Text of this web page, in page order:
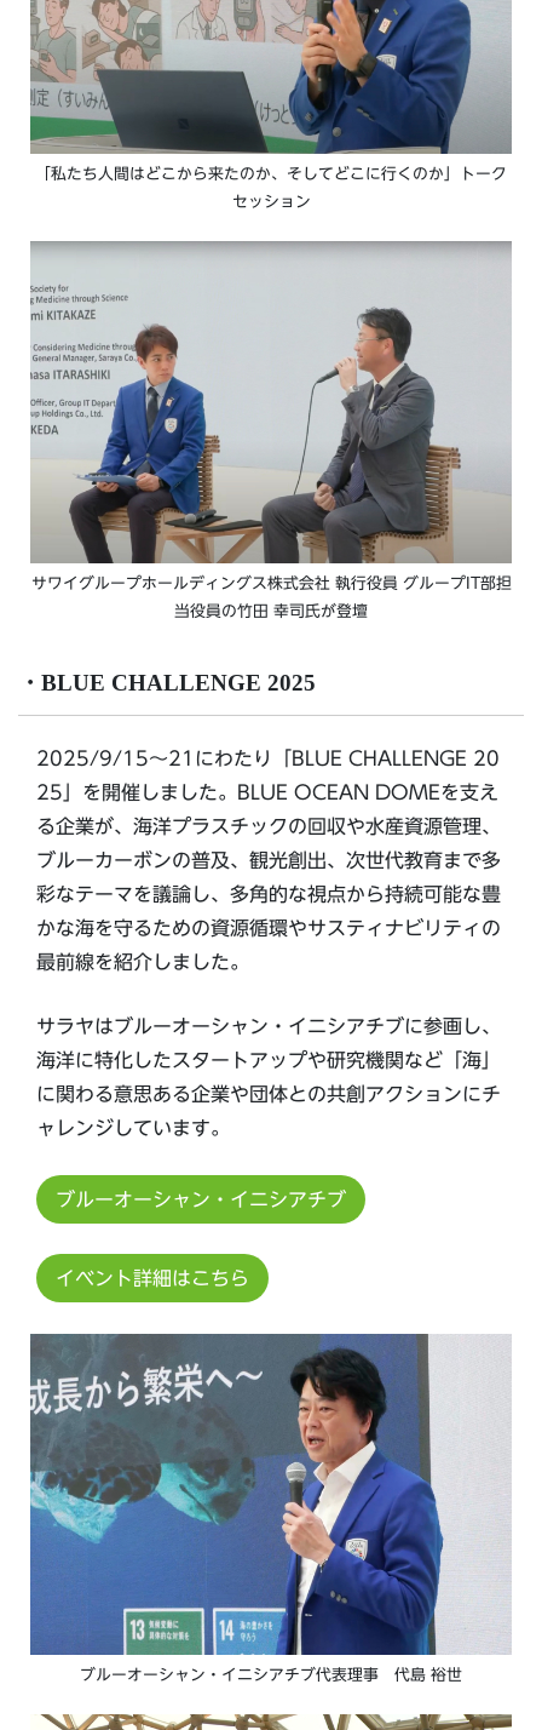
「私たち人間はどこから来たのか、そしてどこに行くのか」トーク
セッション
サワイグループホールディングス株式会社 執行役員 グループIT部担
当役員の竹田 幸司氏が登壇
・BLUE CHALLENGE 2025
2025/9/15〜21にわたり「BLUE CHALLENGE 20
25」を開催しました。BLUE OCEAN DOMEを支え
る企業が、海洋プラスチックの回収や水産資源管理、
ブルーカーボンの普及、観光創出、次世代教育まで多
彩なテーマを議論し、多角的な視点から持続可能な豊
かな海を守るための資源循環やサスティナビリティの
最前線を紹介しました。
サラヤはブルーオーシャン・イニシアチブに参画し、
海洋に特化したスタートアップや研究機関など「海」
に関わる意思ある企業や団体との共創アクションにチ
ャレンジしています。
ブルーオーシャン・イニシアチブ
イベント詳細はこちら
ブルーオーシャン・イニシアチブ代表理事 代島 裕世